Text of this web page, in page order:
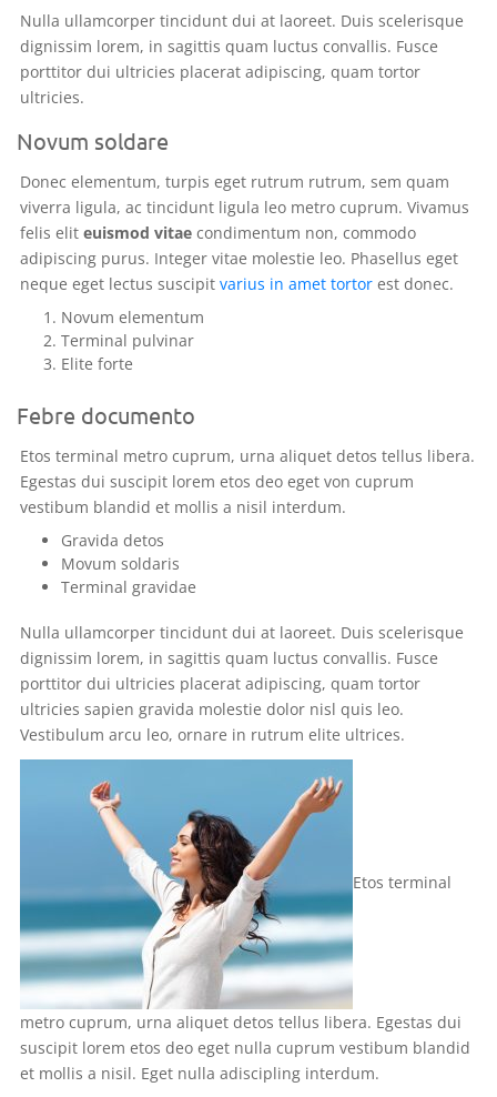
Nulla ullamcorper tincidunt dui at laoreet. Duis scelerisque
dignissim lorem, in sagittis quam luctus convallis. Fusce
porttitor dui ultricies placerat adipiscing, quam tortor
ultricies.
Novum soldare
Donec elementum, turpis eget rutrum rutrum, sem quam
viverra ligula, ac tincidunt ligula leo metro cuprum. Vivamus
felis elit euismod vitae condimentum non, commodo
adipiscing purus. Integer vitae molestie leo. Phasellus eget
neque eget lectus suscipit varius in amet tortor est donec.
Novum elementum
Terminal pulvinar
Elite forte
Febre documento
Etos terminal metro cuprum, urna aliquet detos tellus libera.
Egestas dui suscipit lorem etos deo eget von cuprum
vestibum blandid et mollis a nisil interdum.
Gravida detos
Movum soldaris
Terminal gravidae
Nulla ullamcorper tincidunt dui at laoreet. Duis scelerisque
dignissim lorem, in sagittis quam luctus convallis. Fusce
porttitor dui ultricies placerat adipiscing, quam tortor
ultricies sapien gravida molestie dolor nisl quis leo.
Vestibulum arcu leo, ornare in rutrum elite ultrices.
Etos terminal
metro cuprum, urna aliquet detos tellus libera. Egestas dui
suscipit lorem etos deo eget nulla cuprum vestibum blandid
et mollis a nisil. Eget nulla adiscipling interdum.